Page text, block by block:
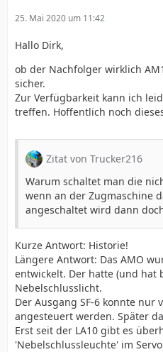
25. Mai 2020 um 11:42
Hallo Dirk,
ob der Nachfolger wirklich
sicher.
Zur Verfügbarkeit kann ich
treffen. Hoffentlich noch
Zitat von Trucker216
Warum schaltet man die
wenn an der Zugmaschine
angeschaltet wird dann
Kurze Antwort: Historie!
Längere Antwort: Das AMO
entwickelt. Der hatte (und hat
Nebelschlusslicht.
Der Ausgang SF-6 konnte nur
angesteuert werden. Später
Erst seit der LA10 gibt es
'Nebelschlussleuchte' im